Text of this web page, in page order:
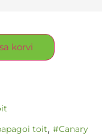
korvi
toit, #Canary